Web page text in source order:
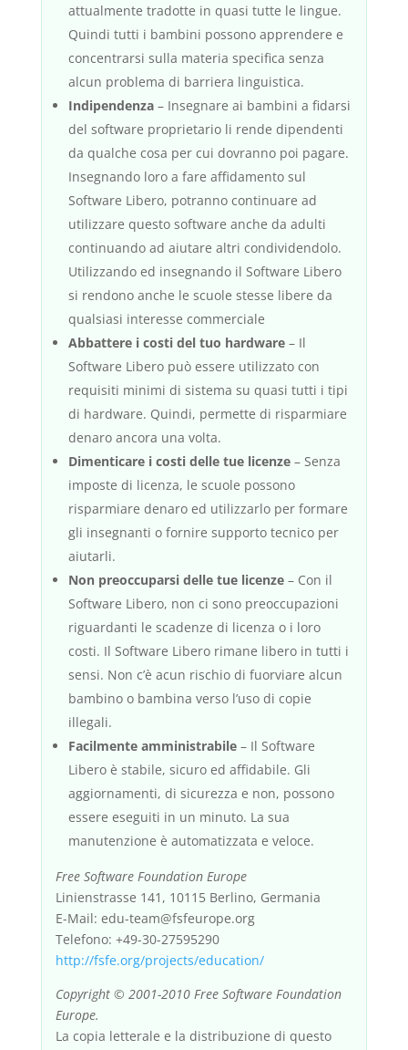
attualmente tradotte in quasi tutte le lingue.
Quindi tutti i bambini possono apprendere e
concentrarsi sulla materia specifica senza
alcun problema di barriera linguistica.
Indipendenza – Insegnare ai bambini a fidarsi
del software proprietario li rende dipendenti
da qualche cosa per cui dovranno poi pagare.
Insegnando loro a fare affidamento sul
Software Libero, potranno continuare ad
utilizzare questo software anche da adulti
continuando ad aiutare altri condividendolo.
Utilizzando ed insegnando il Software Libero
si rendono anche le scuole stesse libere da
qualsiasi interesse commerciale
Abbattere i costi del tuo hardware – Il
Software Libero può essere utilizzato con
requisiti minimi di sistema su quasi tutti i tipi
di hardware. Quindi, permette di risparmiare
denaro ancora una volta.
Dimenticare i costi delle tue licenze – Senza
imposte di licenza, le scuole possono
risparmiare denaro ed utilizzarlo per formare
gli insegnanti o fornire supporto tecnico per
aiutarli.
Non preoccuparsi delle tue licenze – Con il
Software Libero, non ci sono preoccupazioni
riguardanti le scadenze di licenza o i loro
costi. Il Software Libero rimane libero in tutti i
sensi. Non c’è acun rischio di fuorviare alcun
bambino o bambina verso l’uso di copie
illegali.
Facilmente amministrabile – Il Software
Libero è stabile, sicuro ed affidabile. Gli
aggiornamenti, di sicurezza e non, possono
essere eseguiti in un minuto. La sua
manutenzione è automatizzata e veloce.
Free Software Foundation Europe
Linienstrasse 141, 10115 Berlino, Germania
E-Mail: edu-team@fsfeurope.org
Telefono: +49-30-27595290
http://fsfe.org/projects/education/
Copyright © 2001-2010 Free Software Foundation
Europe.
La copia letterale e la distribuzione di questo